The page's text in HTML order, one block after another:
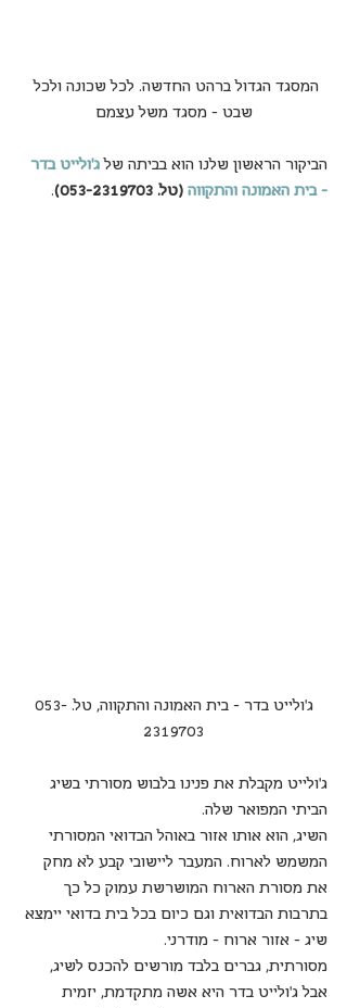
המסגד הגדול ברהט החדשה. לכל שכונה ולכל
שבט - מסגד משל עצמם
הביקור הראשון שלנו הוא בביתה של ג'ולייט בדר
- בית האמונה והתקווה (טל. 053-2319703) .
ג'ולייט בדר - בית האמונה והתקווה, טל. 053-
2319703
ג'ולייט מקבלת את פנינו בלבוש מסורתי בשיג
הביתי המפואר שלה.
השיג, הוא אותו אזור באוהל הבדואי המסורתי
המשמש לארוח. המעבר ליישובי קבע לא מחק
את מסורת הארוח המושרשת עמוק כל כך
בתרבות הבדואית וגם כיום בכל בית בדואי יימצא
שיג - אזור ארוח - מודרני.
מסורתית, גברים בלבד מורשים להכנס לשיג,
אבל ג'ולייט בדר היא אשה מתקדמת, יזמית